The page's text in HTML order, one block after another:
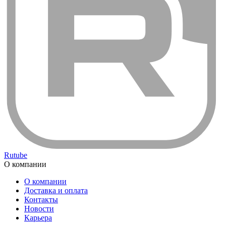
Rutube
О компании
О компании
Доставка и оплата
Контакты
Новости
Карьера